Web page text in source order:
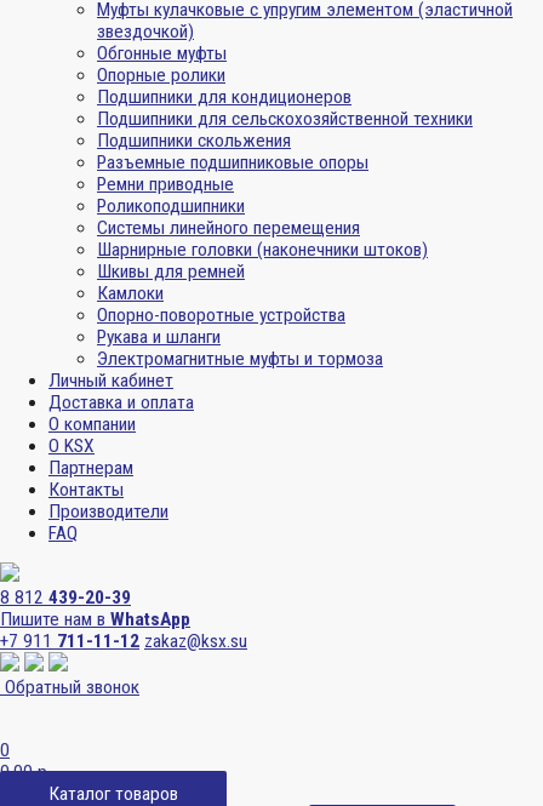
Муфты кулачковые с упругим элементом (эластичной
звездочкой)
Обгонные муфты
Опорные ролики
Подшипники для кондиционеров
Подшипники для сельскохозяйственной техники
Подшипники скольжения
Разъемные подшипниковые опоры
Ремни приводные
Роликоподшипники
Системы линейного перемещения
Шарнирные головки (наконечники штоков)
Шкивы для ремней
Камлоки
Опорно-поворотные устройства
Рукава и шланги
Электромагнитные муфты и тормоза
Личный кабинет
Доставка и оплата
О компании
О KSX
Партнерам
Контакты
Производители
FAQ
8 812 439-20-39
Пишите нам в WhatsApp
+7 911 711-11-12 zakaz@ksx.su
Обратный звонок
0
0,00р.
Каталог товаров